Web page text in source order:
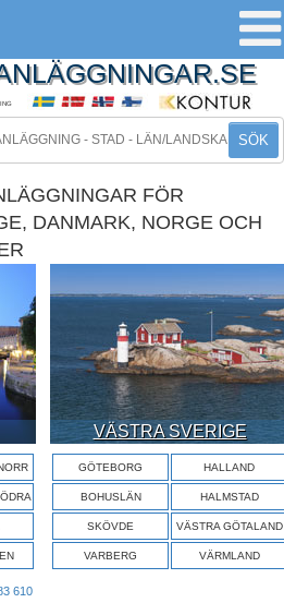
SÖK
FÖR
DANMARK, NORGE OCH
VÄSTRA SVERIGE
GÖTEBORG HALLAND
BOHUSLÄN HALMSTAD
SKÖVDE VÄSTRA GÖTALAND
VARBERG VÄRMLAND
610